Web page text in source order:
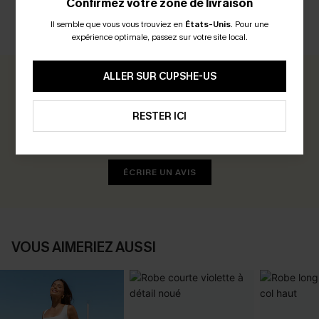
AVIS CLIENTS
Soyez le Premier à Donner Votre Avis
ÉCRIRE UN AVIS
VOUS AIMERIEZ AUSSI
Il semble que vous vous trouviez en États-Unis. Pour une
expérience optimale, passez sur votre site local.
ALLER SUR CUPSHE-US
RESTER ICI